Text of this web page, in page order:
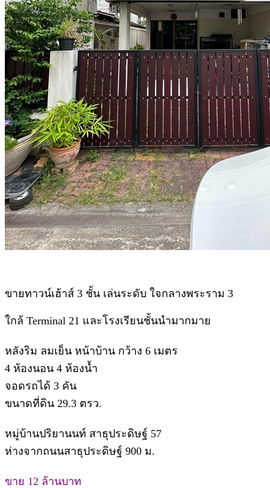
ขายทาวน์เฮ้าส์ 3 ชั้น เล่นระดับ ใจกลางพระราม 3
ใกล้ Terminal 21 และโรงเรียนชั้นนำมากมาย
หลังริม ลมเย็น หน้าบ้าน กว้าง 6 เมตร
4 ห้องนอน 4 ห้องน้ำ
จอดรถได้ 3 คัน
ขนาดที่ดิน 29.3 ตรว.
หมู่บ้านปริยานนท์ สาธุประดิษฐ์ 57
ห่างจากถนนสาธุประดิษฐ์ 900 ม.
ขาย 12 ล้านบาท